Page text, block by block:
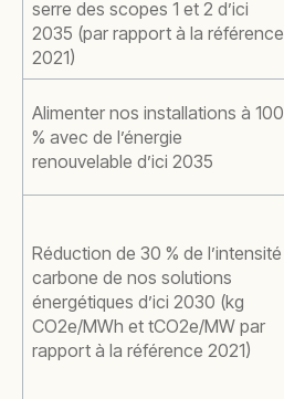
serre des scopes 1 et 2 d’ici
2035 (par rapport à la référence
2021)
Alimenter nos installations à 100
% avec de l’énergie
renouvelable d’ici 2035
Réduction de 30 % de l’intensité
carbone de nos solutions
énergétiques d’ici 2030 (kg
CO2e/MWh et tCO2e/MW par
rapport à la référence 2021)